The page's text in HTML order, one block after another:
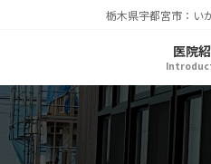
ツ
へ
ス
シ
ョ
ン
栃木県宇都宮市：い
医院